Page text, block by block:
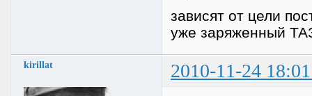
зависят от цели
уже заряженный
kirillat 2010-11-24